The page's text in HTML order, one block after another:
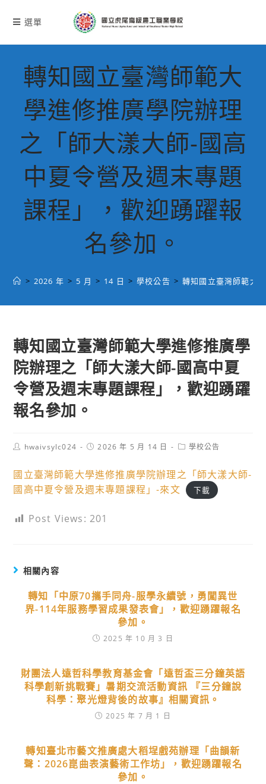
選單
轉知國立臺灣師範大
學進修推廣學院辦理
之「師大漾大師-國高
中夏令營及週末專題
課程」，歡迎踴躍報
名參加。
> 2026 年 > 5 月 > 14 日 > 學校公告 > 轉知國立臺灣師範大
轉知國立臺灣師範大學進修推廣學
院辦理之「師大漾大師-國高中夏
令營及週末專題課程」，歡迎踴躍
報名參加。
Posthwaivsylc024
Post2026 年 5 月 14 日
Post學校公告
國立臺灣師範大學進修推廣學院辦理之「師大漾大師-
國高中夏令營及週末專題課程」-來文
下載
Post Views: 201
相關內容
轉知「中原70攜手同舟-服學永續號，勇闖異世
界-114年服務學習成果發表會」，歡迎踴躍報名
參加。
2025 年 10 月 3 日
財團法人遠哲科學教育基金會「遠哲盃三分鐘英語
科學創新挑戰賽」暑期交流活動資訊 『三分鐘說
科學：聚光燈背後的故事』相關資訊。
2025 年 7 月 1 日
轉知臺北市藝文推廣處大稻埕戲苑辦理「曲韻新
聲：2026崑曲表演藝術工作坊」，歡迎踴躍報名
參加。